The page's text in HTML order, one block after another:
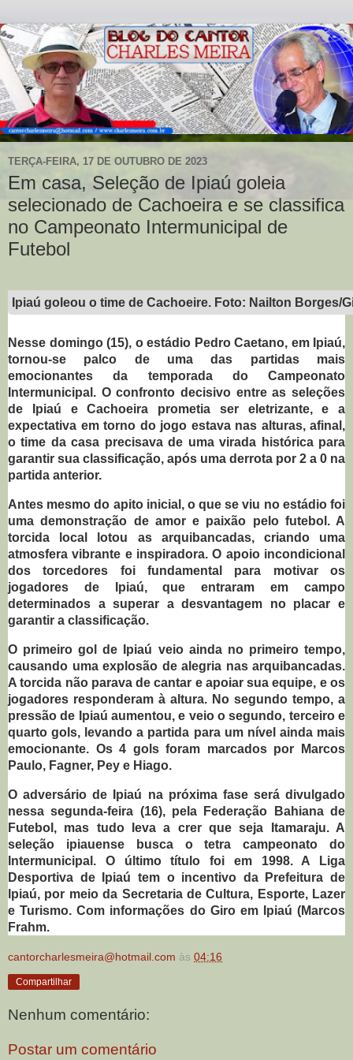
TERÇA-FEIRA, 17 DE OUTUBRO DE 2023
Em casa, Seleção de Ipiaú goleia
selecionado de Cachoeira e se classifica
no Campeonato Intermunicipal de
Futebol
Ipiaú goleou o time de Cachoeire. Foto: Nailton Borges/
Nesse domingo (15), o estádio Pedro Caetano, em Ipiaú,
tornou-se palco de uma das partidas mais
emocionantes da temporada do Campeonato
Intermunicipal. O confronto decisivo entre as seleções
de Ipiaú e Cachoeira prometia ser eletrizante, e a
expectativa em torno do jogo estava nas alturas, afinal,
o time da casa precisava de uma virada histórica para
garantir sua classificação, após uma derrota por 2 a 0 na
partida anterior.
Antes mesmo do apito inicial, o que se viu no estádio foi
uma demonstração de amor e paixão pelo futebol. A
torcida local lotou as arquibancadas, criando uma
atmosfera vibrante e inspiradora. O apoio incondicional
dos torcedores foi fundamental para motivar os
jogadores de Ipiaú, que entraram em campo
determinados a superar a desvantagem no placar e
garantir a classificação.
O primeiro gol de Ipiaú veio ainda no primeiro tempo,
causando uma explosão de alegria nas arquibancadas.
A torcida não parava de cantar e apoiar sua equipe, e os
jogadores responderam à altura. No segundo tempo, a
pressão de Ipiaú aumentou, e veio o segundo, terceiro e
quarto gols, levando a partida para um nível ainda mais
emocionante. Os 4 gols foram marcados por Marcos
Paulo, Fagner, Pey e Hiago.
O adversário de Ipiaú na próxima fase será divulgado
nessa segunda-feira (16), pela Federação Bahiana de
Futebol, mas tudo leva a crer que seja Itamaraju. A
seleção ipiauense busca o tetra campeonato do
Intermunicipal. O último título foi em 1998. A Liga
Desportiva de Ipiaú tem o incentivo da Prefeitura de
Ipiaú, por meio da Secretaria de Cultura, Esporte, Lazer
e Turismo. Com informações do Giro em Ipiaú (Marcos
Frahm.
cantorcharlesmeira@hotmail.com às 04:16
Compartilhar
Nenhum comentário:
Postar um comentário